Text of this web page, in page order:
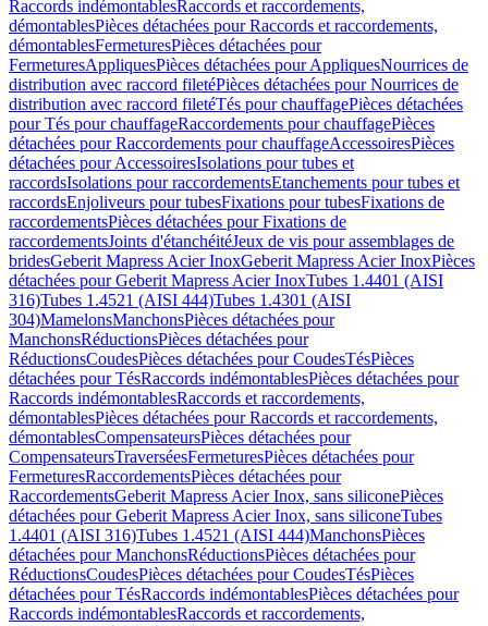
Raccords indémontablesRaccords et raccordements,
démontablesPièces détachées pour Raccords et raccordements,
démontablesFermeturesPièces détachées pour
FermeturesAppliquesPièces détachées pour AppliquesNourrices de
distribution avec raccord filetéPièces détachées pour Nourrices de
distribution avec raccord filetéTés pour chauffagePièces détachées
pour Tés pour chauffageRaccordements pour chauffagePièces
détachées pour Raccordements pour chauffageAccessoiresPièces
détachées pour AccessoiresIsolations pour tubes et
raccordsIsolations pour raccordementsEtanchements pour tubes et
raccordsEnjoliveurs pour tubesFixations pour tubesFixations de
raccordementsPièces détachées pour Fixations de
raccordementsJoints d'étanchéitéJeux de vis pour assemblages de
bridesGeberit Mapress Acier InoxGeberit Mapress Acier InoxPièces
détachées pour Geberit Mapress Acier InoxTubes 1.4401 (AISI
316)Tubes 1.4521 (AISI 444)Tubes 1.4301 (AISI
304)MamelonsManchonsPièces détachées pour
ManchonsRéductionsPièces détachées pour
RéductionsCoudesPièces détachées pour CoudesTésPièces
détachées pour TésRaccords indémontablesPièces détachées pour
Raccords indémontablesRaccords et raccordements,
démontablesPièces détachées pour Raccords et raccordements,
démontablesCompensateursPièces détachées pour
CompensateursTraverséesFermeturesPièces détachées pour
FermeturesRaccordementsPièces détachées pour
RaccordementsGeberit Mapress Acier Inox, sans siliconePièces
détachées pour Geberit Mapress Acier Inox, sans siliconeTubes
1.4401 (AISI 316)Tubes 1.4521 (AISI 444)ManchonsPièces
détachées pour ManchonsRéductionsPièces détachées pour
RéductionsCoudesPièces détachées pour CoudesTésPièces
détachées pour TésRaccords indémontablesPièces détachées pour
Raccords indémontablesRaccords et raccordements,